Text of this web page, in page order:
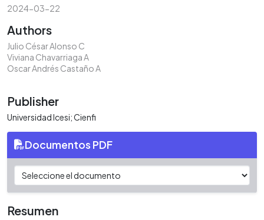
2024-03-22
Authors
Julio César Alonso C
Viviana Chavarriaga A
Oscar Andrés Castaño A
Publisher
Universidad Icesi; Cienfi
Documentos PDF
Resumen